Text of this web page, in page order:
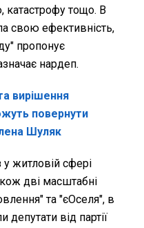
катастрофу тощо. В
свою ефективність,
пропонує
нардеп.
вирішення
повернути
Шуляк
житловій сфері
дві масштабні
та "єОселя", в
депутати від партії